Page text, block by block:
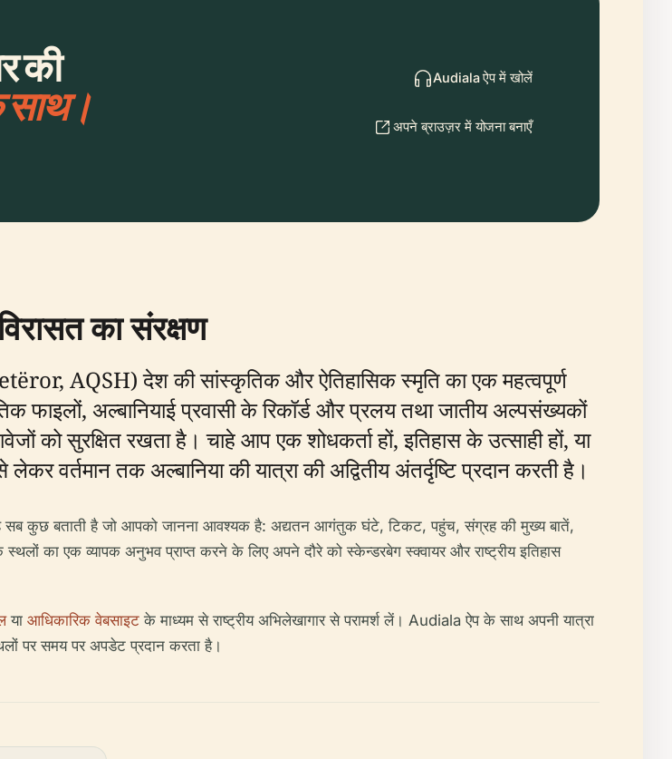
की Audiala ऐप में खोलें
अपने ब्राउज़र में योजना बनाएँ
का संरक्षण
AQSH) देश की सांस्कृतिक और ऐतिहासिक स्मृति का एक महत्वपूर्ण
फाइलों, अल्बानियाई प्रवासी के रिकॉर्ड और प्रलय तथा जातीय अल्पसंख्यकों
को सुरक्षित रखता है। चाहे आप एक शोधकर्ता हों, इतिहास के उत्साही हों, या
वर्तमान तक अल्बानिया की यात्रा की अद्वितीय अंतर्दृष्टि प्रदान करती है।
में वह सब कुछ बताती है जो आपको जानना आवश्यक है: अद्यतन आगंतुक घंटे, टिकट, पहुंच, संग्रह की मुख्य बातें,
का एक व्यापक अनुभव प्राप्त करने के लिए अपने दौरे को स्केन्डरबेग स्क्वायर और राष्ट्रीय इतिहास
या आधिकारिक वेबसाइट के माध्यम से राष्ट्रीय अभिलेखागार से परामर्श लें। Audiala ऐप के साथ अपनी यात्रा
पर समय पर अपडेट प्रदान करता है।